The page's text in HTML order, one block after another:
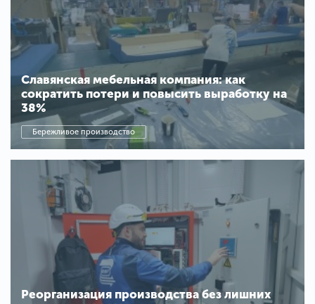
Славянская мебельная компания: как
сократить потери и повысить выработку на
38%
Бережливое производство
Реорганизация производства без лишних